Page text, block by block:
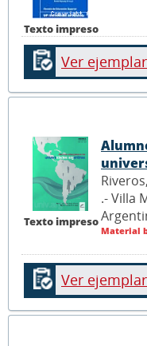
Texto impreso
Ver
Texto impreso
.- Villa
Material
Ver